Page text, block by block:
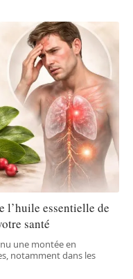
l’huile essentielle de
santé
une montée en
notamment dans les